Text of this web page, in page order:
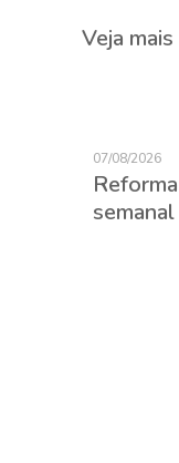
Veja mais
07/08/2026
semanal